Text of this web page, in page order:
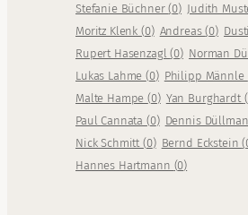
Stefanie Büchner(0) Judith
Moritz Klenk(0) Andreas(0)
Rupert Hasenzagl(0) Norman
Lukas Lahme(0) Philipp Männle
Malte Hampe(0) Yan Burghardt (
Paul Cannata(0) Dennis
Nick Schmitt(0) Bernd Eckstein(
Hannes Hartmann (0)